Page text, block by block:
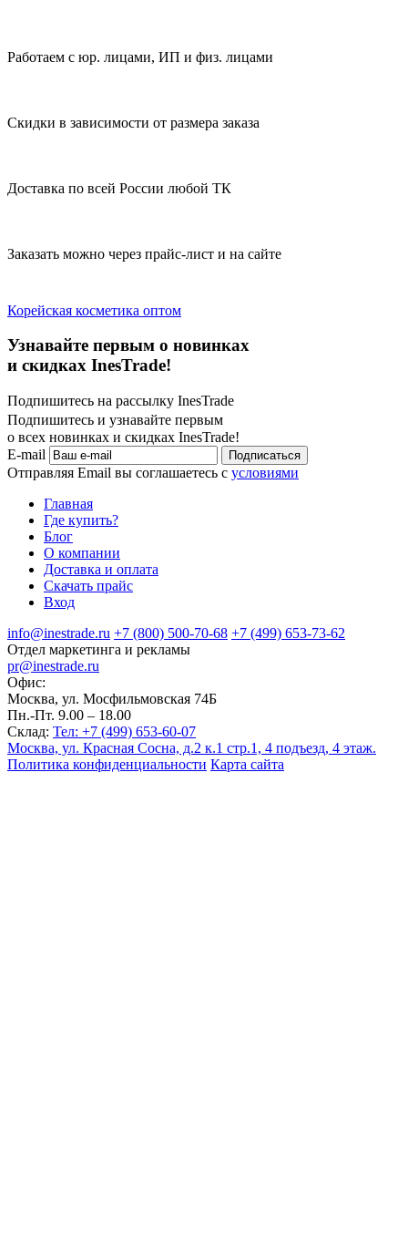
Работаем с юр. лицами, ИП и физ. лицами
Скидки в зависимости от размера заказа
Доставка по всей России любой ТК
Заказать можно через прайс-лист и на сайте
Корейская косметика оптом
Узнавайте первым о новинках
и скидках InesTrade!
Подпишитесь на рассылку InesTrade
Подпишитесь и узнавайте первым
о всех новинках и скидках InesTrade!
E-mail
Подписаться
Отправляя Email вы соглашаетесь с условиями
Главная
Где купить?
Блог
О компании
Доставка и оплата
Скачать прайс
Вход
info@inestrade.ru +7 (800) 500-70-68 +7 (499) 653-73-62
Отдел маркетинга и рекламы
pr@inestrade.ru
Офис:
Москва, ул. Мосфильмовская 74Б
Пн.-Пт. 9.00 – 18.00
Склад: Тел: +7 (499) 653-60-07
Москва, ул. Красная Сосна, д.2 к.1 стр.1, 4 подъезд, 4 этаж.
Политика конфиденциальности Карта сайта